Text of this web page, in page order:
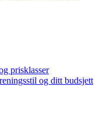
prisklasser
og ditt budsjett